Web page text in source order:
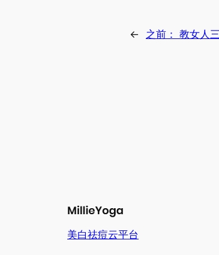
← 之前： 教女人
美白祛痘云平台